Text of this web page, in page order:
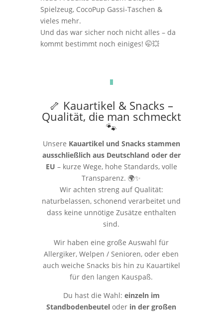
Spielzeug, CocoPup Gassi-Taschen &
vieles mehr.
Und das war sicher noch nicht alles – da
kommt bestimmt noch einiges! 🤭💥
🦴 Kauartikel & Snacks –
Qualität, die man schmeckt
🐾
Unsere Kauartikel und Snacks stammen
ausschließlich aus Deutschland oder der
EU – kurze Wege, hohe Standards, volle
Transparenz. 🌍✨
Wir achten streng auf Qualität:
naturbelassen, schonend verarbeitet und
dass keine unnötige Zusätze enthalten
sind.
Wir haben eine große Auswahl für
Allergiker, Welpen / Senioren, oder eben
auch weiche Snacks bis hin zu Kauartikel
für den langen Kauspaß.
Du hast die Wahl: einzeln im
Standbodenbeutel oder in der großen